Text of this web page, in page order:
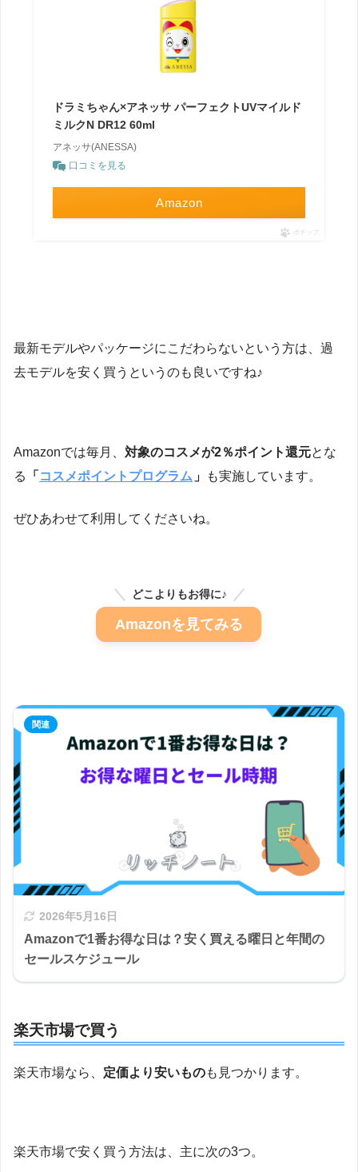
ドラミちゃん×アネッサ パーフェクトUVマイルド
ミルクN DR12 60ml
アネッサ(ANESSA)
口コミを見る
Amazon
ポチップ
最新モデルやパッケージにこだわらないという方は、過
去モデルを安く買うというのも良いですね♪
Amazonでは毎月、 対象のコスメが2％ポイント還元とな
る
「 コスメポイントプログラム 」 も実施しています。
ぜひあわせて利用してくださいね。
どこよりもお得に♪
Amazonを見てみる
2026年5月16日
Amazonで1番お得な日は？安く買える曜日と年間の
セールスケジュール
楽天市場で買う
楽天市場なら、 定価より安いものも見つかります。
楽天市場で安く買う方法は、主に次の3つ。